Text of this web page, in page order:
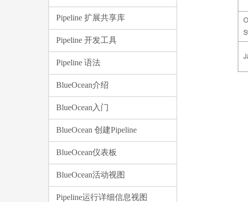
Pipeline 扩展共享库
Pipeline 开发工具
Pipeline 语法
BlueOcean介绍
BlueOcean入门
BlueOcean 创建Pipeline
BlueOcean仪表板
BlueOcean活动视图
Pipeline运行详细信息视图